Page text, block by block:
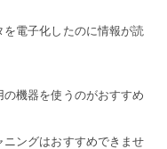
電子化したのに情報が読
機器を使うのがおすすめ
ングはおすすめできませ